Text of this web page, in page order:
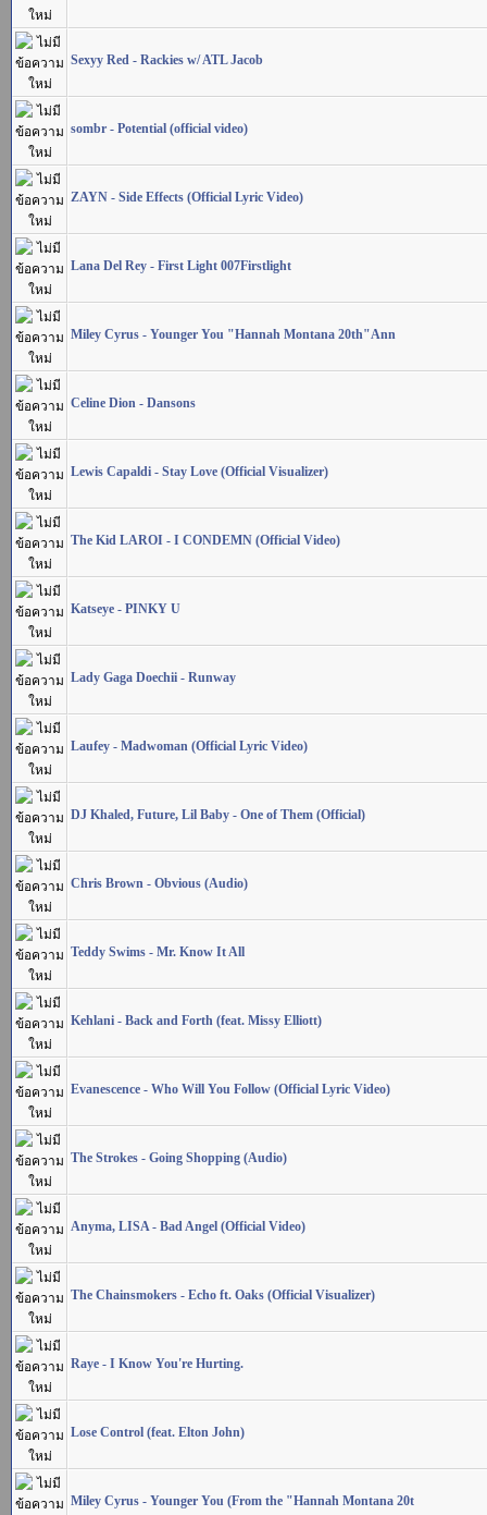
Sexyy Red - Rackies w/ ATL Jacob
sombr - Potential (official video)
ZAYN - Side Effects (Official Lyric Video)
Lana Del Rey - First Light 007Firstlight
Miley Cyrus - Younger You "Hannah Montana 20th"Ann
Celine Dion - Dansons
Lewis Capaldi - Stay Love (Official Visualizer)
The Kid LAROI - I CONDEMN (Official Video)
Katseye - PINKY U
Lady Gaga Doechii - Runway
Laufey - Madwoman (Official Lyric Video)
DJ Khaled, Future, Lil Baby - One of Them (Official)
Chris Brown - Obvious (Audio)
Teddy Swims - Mr. Know It All
Kehlani - Back and Forth (feat. Missy Elliott)
Evanescence - Who Will You Follow (Official Lyric Video)
The Strokes - Going Shopping (Audio)
Anyma, LISA - Bad Angel (Official Video)
The Chainsmokers - Echo ft. Oaks (Official Visualizer)
Raye - I Know You're Hurting.
Lose Control (feat. Elton John)
Miley Cyrus - Younger You (From the "Hannah Montana 20t